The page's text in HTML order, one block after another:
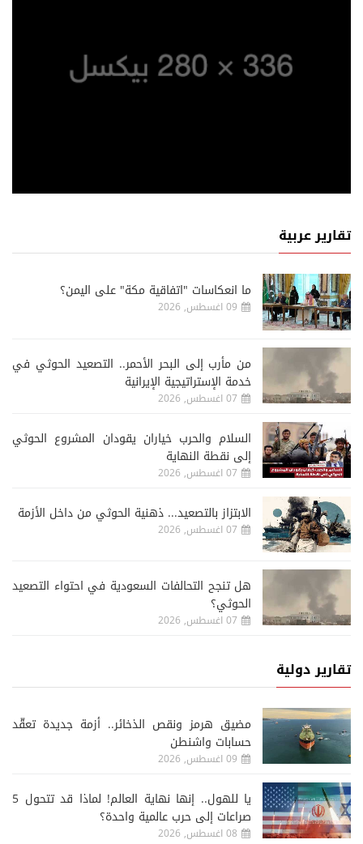
تقارير عربية
ما انعكاسات "اتفاقية مكة" على اليمن؟
09 اغسطس, 2026
من مأرب إلى البحر الأحمر.. التصعيد الحوثي في
خدمة الإستراتيجية الإيرانية
07 اغسطس, 2026
السلام والحرب خياران يقودان المشروع الحوثي
إلى نقطة النهاية
07 اغسطس, 2026
الابتزاز بالتصعيد... ذهنية الحوثي من داخل الأزمة
07 اغسطس, 2026
هل تنجح التحالفات السعودية في احتواء التصعيد
الحوثي؟
07 اغسطس, 2026
تقارير دولية
مضيق هرمز ونقص الذخائر.. أزمة جديدة تعقّد
حسابات واشنطن
09 اغسطس, 2026
يا للهول.. إنها نهاية العالم! لماذا قد تتحول 5
صراعات إلى حرب عالمية واحدة؟
08 اغسطس, 2026